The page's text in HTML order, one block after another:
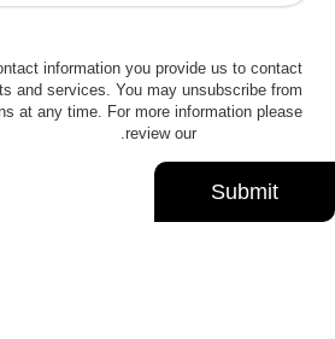
information you provide us to contact
and services. You may unsubscribe from
at any time. For more information please
review our